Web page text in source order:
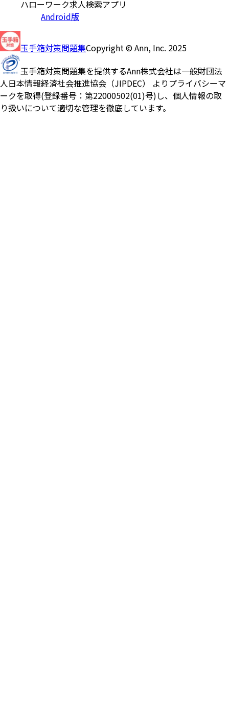
ハローワーク求人検索アプリ
Android版
玉手箱対策問題集Copyright © Ann, Inc. 2025
玉手箱対策問題集を提供するAnn株式会社は一般財団法
人日本情報経済社会推進協会（JIPDEC） よりプライバシーマ
ークを取得(登録番号：第22000502(01)号)し、個人情報の取
り扱いについて適切な管理を徹底しています。